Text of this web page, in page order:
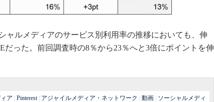
ャルメディアのサービス別利用率の推移においても、伸
だった。前回調査時の8％から23％へと3倍にポイントを伸
ア Pinterest| アジャイルメディア・ネットワーク 動画
ソーシャルメディ